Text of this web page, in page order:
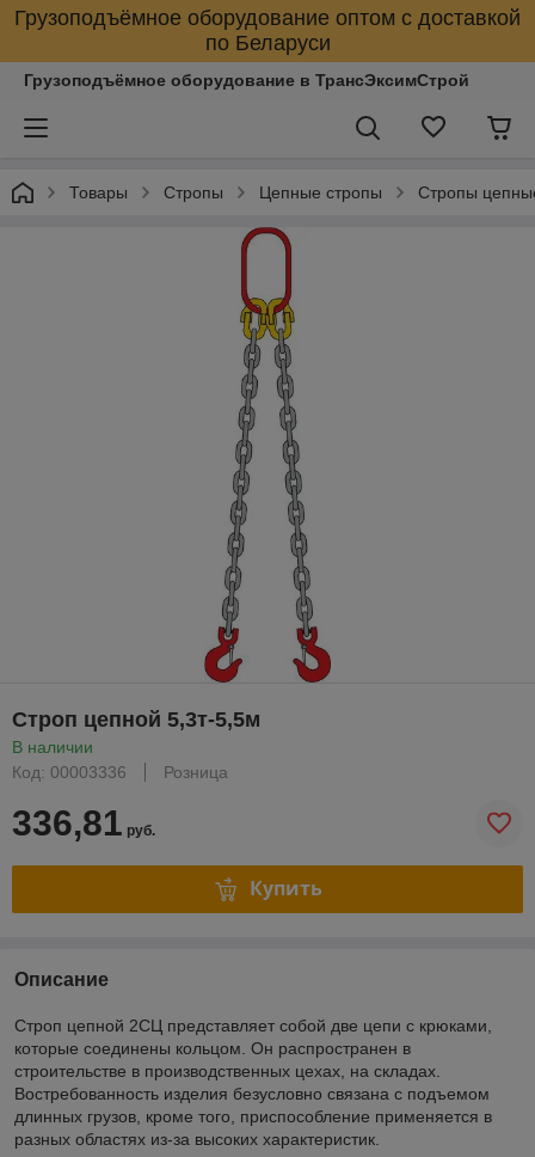
Грузоподъёмное оборудование оптом с доставкой
по Беларуси
Грузоподъёмное оборудование в ТрансЭксимСтрой
Товары Стропы Цепные стропы Стропы
Строп цепной 5,3т-5,5м
В наличии
Код: 00003336
Розница
336,81 руб.
Купить
Описание
Строп цепной 2СЦ представляет собой две цепи с крюками,
которые соединены кольцом. Он распространен в
строительстве в производственных цехах, на складах.
Востребованность изделия безусловно связана с подъемом
длинных грузов, кроме того, приспособление применяется в
разных областях из-за высоких характеристик.